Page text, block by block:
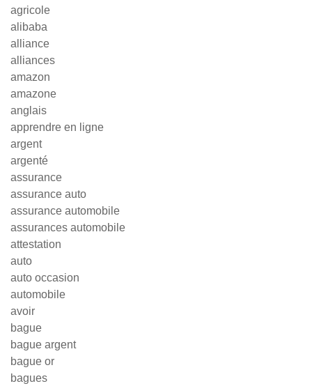
agricole
alibaba
alliance
alliances
amazon
amazone
anglais
apprendre en ligne
argent
argenté
assurance
assurance auto
assurance automobile
assurances automobile
attestation
auto
auto occasion
automobile
avoir
bague
bague argent
bague or
bagues